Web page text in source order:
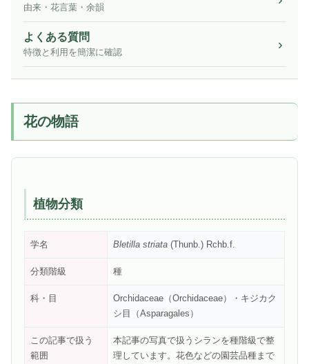
由来・花言葉・余韻
よくある質問
特徴と利用を簡潔に確認
花の物語
植物分類
学名 Bletilla striata (Thunb.) Rchb.f.
分類階級 種
科・目
Orchidaceae（Orchidaceae）・キジカク
シ目（Asparagales）
この記事で扱う
範囲
本記事の写真で扱うシランを種階級で整
理しています。花色などの園芸品種まで